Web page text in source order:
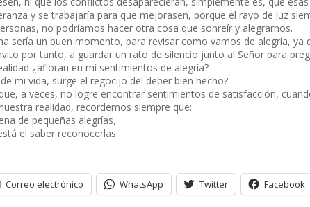
y se trabajaría para que mejorasen, porque el rayo de luz
no podríamos hacer otra cosa que sonreír y alegrarnos.
sería un buen momento, para revisar como vamos de alegría,
por tanto, a guardar un rato de silencio junto al Señor para
¿afloran en mí sentimientos de alegría?
mi vida, surge el regocijo del deber bien hecho?
a veces, no logre encontrar sentimientos de satisfacción,
realidad, recordemos siempre que:
de pequeñas alegrías,
el saber reconocerlas
Correo electrónico WhatsApp Twitter Facebook